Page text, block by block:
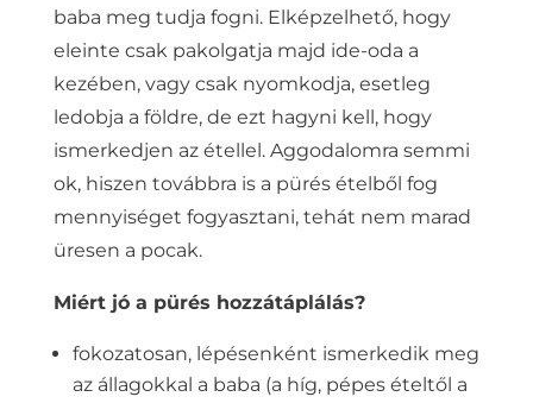
baba meg tudja fogni. Elképzelhető, hogy
eleinte csak pakolgatja majd ide-oda a
kezében, vagy csak nyomkodja, esetleg
ledobja a földre, de ezt hagyni kell, hogy
ismerkedjen az étellel. Aggodalomra semmi
ok, hiszen továbbra is a pürés ételből fog
mennyiséget fogyasztani, tehát nem marad
üresen a pocak.
Miért jó a pürés hozzátáplálás?
fokozatosan, lépésenként ismerkedik meg
az állagokkal a baba (a híg, pépes ételtől a